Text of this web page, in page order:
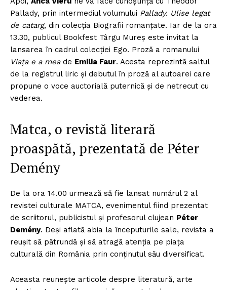
Pallady, prin intermediul volumului Pallady. Ulise legat
de catarg, din colecţia Biografii romanţate. Iar de la ora
13.30, publicul Bookfest Târgu Mureș este invitat la
lansarea în cadrul colecţiei Ego. Proză a romanului
Viața e a meade Emilia Faur. Acesta reprezintă saltul
de la registrul liric şi debutul în proză al autoarei care
propune o voce auctorială puternică şi de netrecut cu
vederea.
Matca, o revistă literară
proaspătă, prezentată de Péter
Demény
De la ora 14.00 urmează să fie lansat numărul 2 al
revistei culturale MATCA, evenimentul fiind prezentat
de scriitorul, publicistul şi profesorul clujean Péter
Demény. Deşi aflată abia la începuturile sale, revista a
reuşit să pătrundă şi să atragă atenţia pe piaţa
culturală din România prin conţinutul său diversificat.
Aceasta reuneşte articole despre literatură, arte